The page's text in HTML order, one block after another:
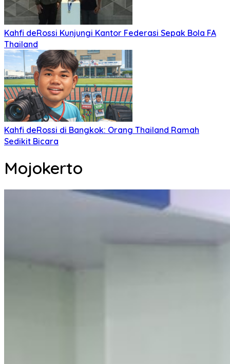
Kahfi deRossi Kunjungi Kantor Federasi Sepak Bola FA
Thailand
Kahfi deRossi di Bangkok: Orang Thailand Ramah
Sedikit Bicara
Mojokerto